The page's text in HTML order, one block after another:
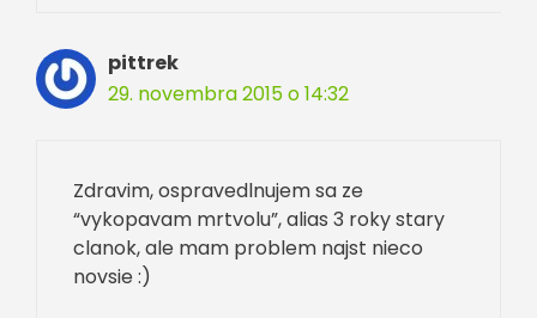
pittrek
29. novembra 2015 o 14:32
Zdravim, ospravedlnujem sa ze
“vykopavam mrtvolu”, alias 3 roky stary
clanok, ale mam problem najst nieco
novsie :)